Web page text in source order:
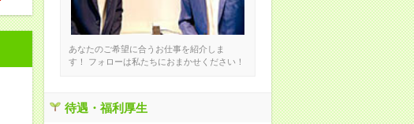
あなたのご希望に合うお仕事を紹介しま
す！ フォローは私たちにおまかせください！
待遇・福利厚生